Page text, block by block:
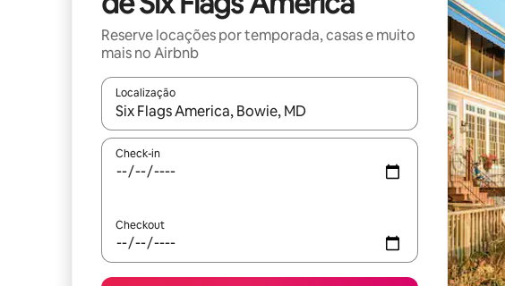
Reserve locações por temporada, casas e muito
mais no Airbnb
Localização
Quando os resultados estiverem disponíveis, explore-os usando
Check-in
Checkout